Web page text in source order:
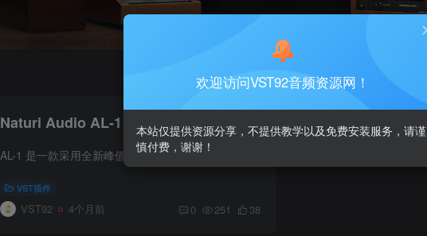
Naturi Audio AL-1 v1.0.0_WIN-R2R
VST插件
VST92 4个月前 0 251 38
欢迎访问VST92音频资源网！
本站仅提供资源分享，不提供教学以及免费安装服务，请谨
慎付费，谢谢！